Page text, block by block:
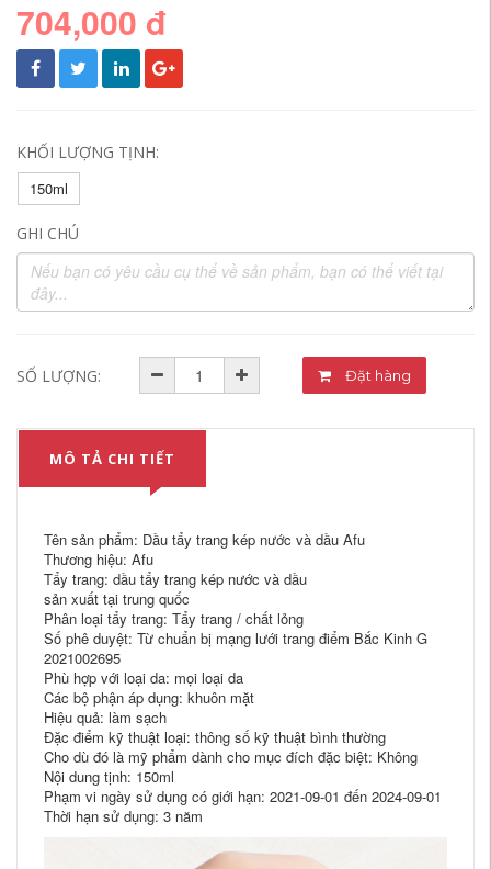
704,000 đ
KHỐI LƯỢNG TỊNH:
150ml
GHI CHÚ
SỐ LƯỢNG: Đặt hàng
MÔ TẢ CHI TIẾT
Tên sản phẩm: Dầu tẩy trang kép nước và dầu Afu
Thương hiệu: Afu
Tẩy trang: dầu tẩy trang kép nước và dầu
sản xuất tại trung quốc
Phân loại tẩy trang: Tẩy trang / chất lỏng
Số phê duyệt: Từ chuẩn bị mạng lưới trang điểm Bắc Kinh G
2021002695
Phù hợp với loại da: mọi loại da
Các bộ phận áp dụng: khuôn mặt
Hiệu quả: làm sạch
Đặc điểm kỹ thuật loại: thông số kỹ thuật bình thường
Cho dù đó là mỹ phẩm dành cho mục đích đặc biệt: Không
Nội dung tịnh: 150ml
Phạm vi ngày sử dụng có giới hạn: 2021-09-01 đến 2024-09-01
Thời hạn sử dụng: 3 năm